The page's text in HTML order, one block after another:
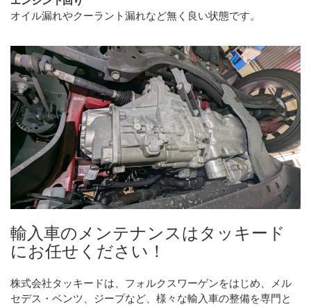
オイル漏れやクーラント漏れなど無く良い状態です。
輸入車のメンテナンスはタッキード
にお任せください！
株式会社タッキードは、フォルクスワーゲンをはじめ、メル
セデス・ベンツ、ジープなど、様々な輸入車の整備を専門と